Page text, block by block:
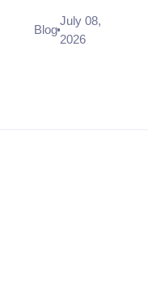
Report a
Lost Item
is exactly
where and how
Blog
July 08,
2026